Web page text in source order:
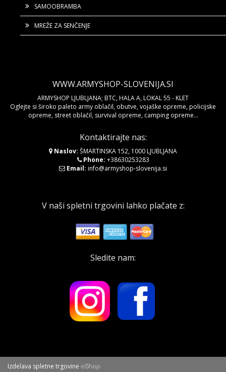
SAMOOBRAMBA
MREŽE ZA SENČENJE
WWW.ARMYSHOP-SLOVENIJA.SI
ARMYSHOP LJUBLJANA; BTC, HALA A, LOKAL 55 - KLET
Oglejte si široko paleto army oblačil, obutve, vojaške opreme, policijske
opreme, street oblačil, survival opreme, camping opreme...
Kontaktirajte nas:
Naslov: ŠMARTINSKA 152, 1000 LJUBLJANA
Phone: +38630253283
Email: info@armyshop-slovenija.si
V naši spletni trgovini lahko plačate z:
Sledite nam:
Izdelava spletne trgovine